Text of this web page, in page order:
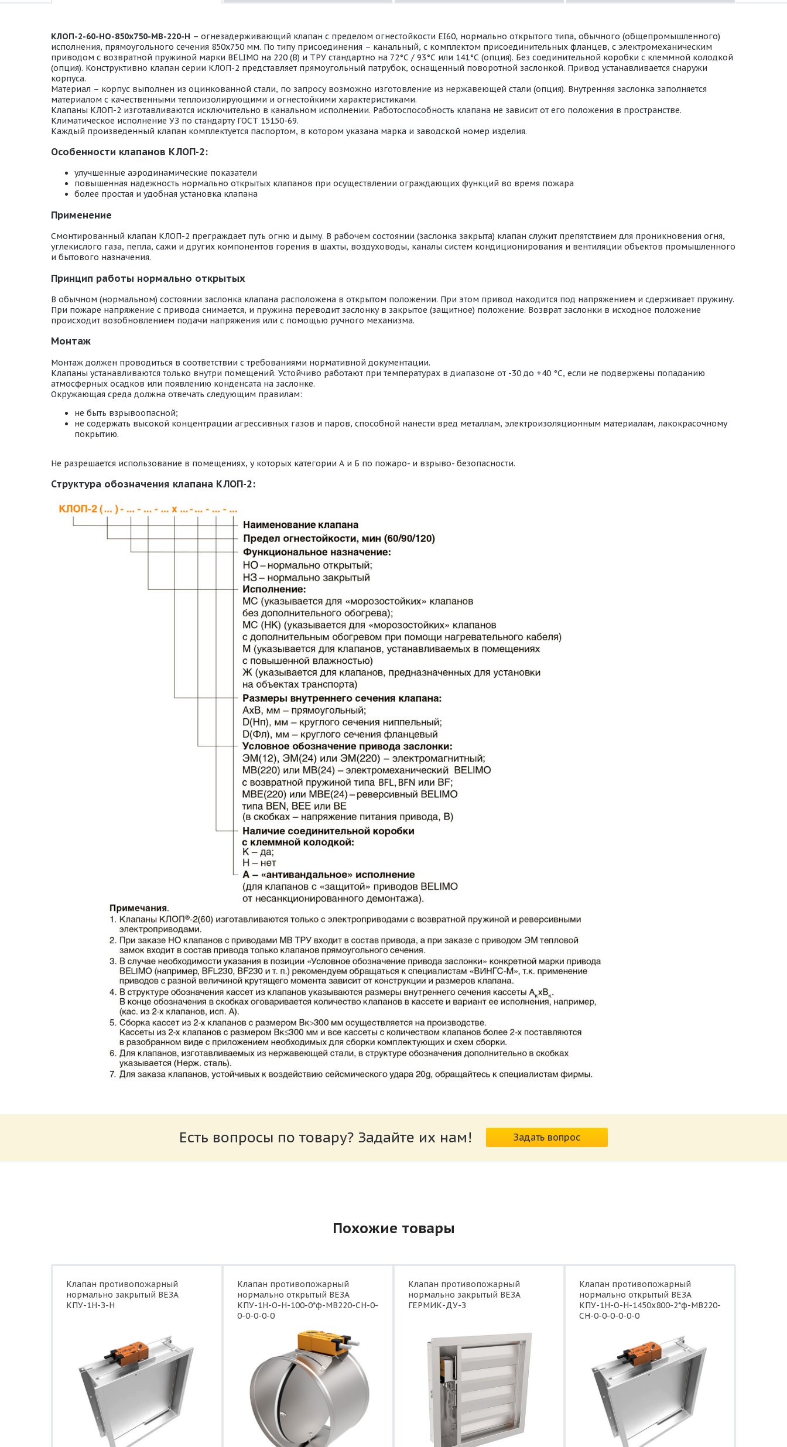
КЛОП-2-60-НО-850х750-МВ-220-Н – огнезадерживающий клапан с пределом огнестойкости EI60, нормально открытого типа, обычного (общепромышленного)
исполнения, прямоугольного сечения 850х750 мм. По типу присоединения – канальный, с комплектом присоединительных фланцев, с электромеханическим
приводом с возвратной пружиной марки BELIMO на 220 (В) и ТРУ стандартно на 72°С / 93°С или 141°С (опция). Без соединительной коробки с клеммной колодкой
(опция). Конструктивно клапан серии КЛОП-2 представляет прямоугольный патрубок, оснащенный поворотной заслонкой. Привод устанавливается снаружи
корпуса.
Материал – корпус выполнен из оцинкованной стали, по запросу возможно изготовление из нержавеющей стали (опция). Внутренняя заслонка заполняется
материалом с качественными теплоизолирующими и огнестойкими характеристиками.
Клапаны КЛОП-2 изготавливаются исключительно в канальном исполнении. Работоспособность клапана не зависит от его положения в пространстве.
Климатическое исполнение УЗ по стандарту ГОСТ 15150-69.
Каждый произведенный клапан комплектуется паспортом, в котором указана марка и заводской номер изделия.
Особенности клапанов КЛОП-2:
улучшенные аэродинамические показатели
повышенная надежность нормально открытых клапанов при осуществлении ограждающих функций во время пожара
более простая и удобная установка клапана
Применение
Смонтированный клапан КЛОП-2 преграждает путь огню и дыму. В рабочем состоянии (заслонка закрыта) клапан служит препятствием для проникновения огня,
углекислого газа, пепла, сажи и других компонентов горения в шахты, воздуховоды, каналы систем кондиционирования и вентиляции объектов промышленного
и бытового назначения.
Принцип работы нормально открытых
В обычном (нормальном) состоянии заслонка клапана расположена в открытом положении. При этом привод находится под напряжением и сдерживает пружину.
При пожаре напряжение с привода снимается, и пружина переводит заслонку в закрытое (защитное) положение. Возврат заслонки в исходное положение
происходит возобновлением подачи напряжения или с помощью ручного механизма.
Монтаж
Монтаж должен проводиться в соответствии с требованиями нормативной документации.
Клапаны устанавливаются только внутри помещений. Устойчиво работают при температурах в диапазоне от -30 до +40 °С, если не подвержены попаданию
атмосферных осадков или появлению конденсата на заслонке.
Окружающая среда должна отвечать следующим правилам:
не быть взрывоопасной;
не содержать высокой концентрации агрессивных газов и паров, способной нанести вред металлам, электроизоляционным материалам, лакокрасочному
покрытию.
Не разрешается использование в помещениях, у которых категории А и Б по пожаро- и взрыво- безопасности.
Структура обозначения клапана КЛОП-2:
Размер: 862.34 Кб
Характеристики и схемы подключения приводов КЛОП-2.pdf
Есть вопросы по товару? Задайте их нам! Задать вопрос
Похожие товары
Клапан противопожарный
нормально закрытый ВЕЗА
КПУ-1Н-З-Н
Клапан противопожарный
нормально открытый ВЕЗА
КПУ-1Н-О-Н-100-0*ф-МВ220-СН-0-
0-0-0-0-0
Клапан противопожарный
нормально закрытый ВЕЗА
ГЕРМИК-ДУ-З
Клапан противопожарный
нормально открытый ВЕЗА
КПУ-1Н-О-Н-1450x800-2*ф-МВ220-
СН-0-0-0-0-0-0